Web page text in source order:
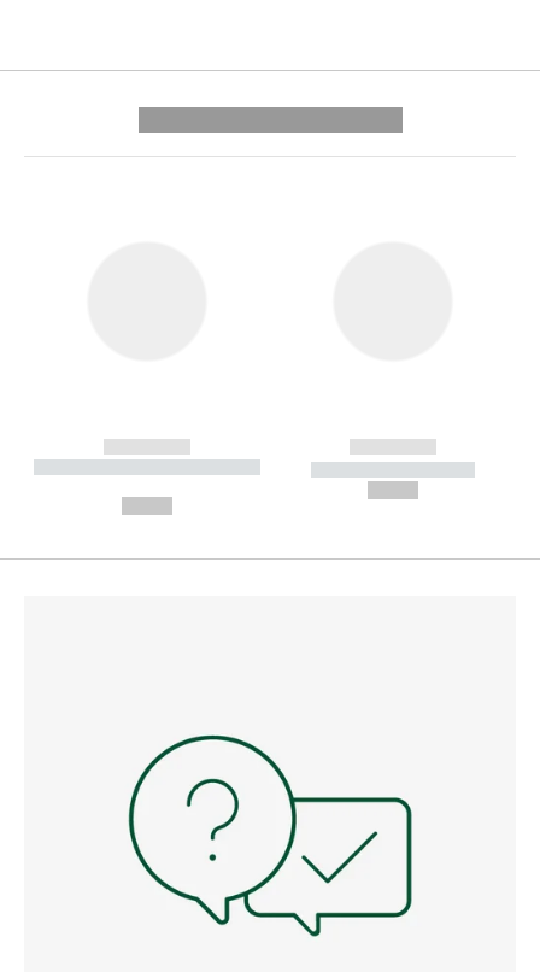
------------
----------- ----------- --------
------------
----------- -----------